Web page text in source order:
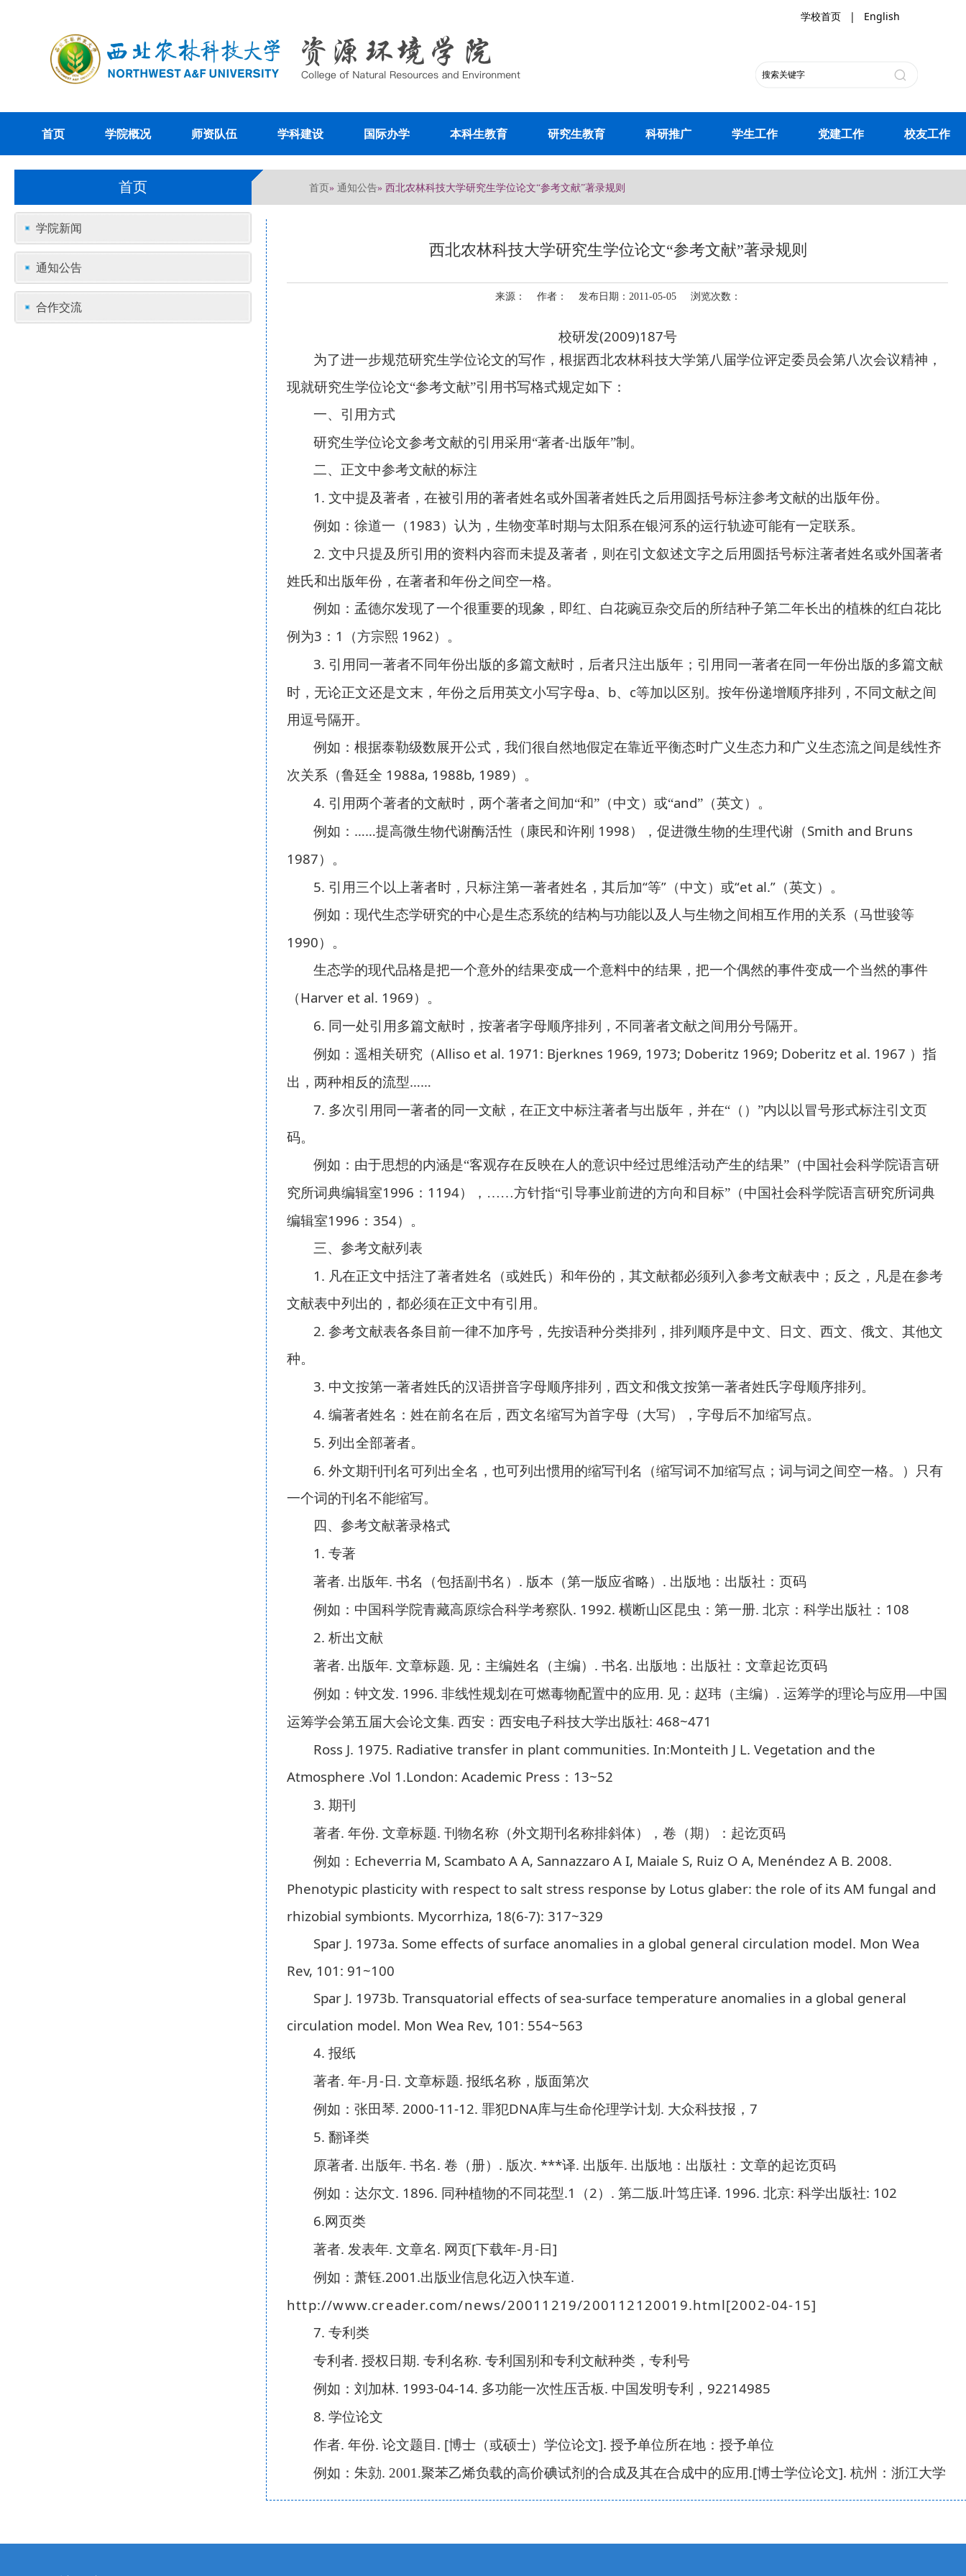
学校首页 | English
首页 学院概况 师资队伍 学科建设 国际办学 本科生教育 研究生教育 科研推广 学生工作 党建工作 校友工作
首页 首页» 通知公告» 西北农林科技大学研究生学位论文“参考文献”著录规则
学院新闻
通知公告
合作交流
西北农林科技大学研究生学位论文“参考文献”著录规则
来源： 作者： 发布日期：2011-05-05 浏览次数：
校研发(2009)187号
为了进一步规范研究生学位论文的写作，根据西北农林科技大学第八届学位评定委员会第八次会议精神，
现就研究生学位论文“参考文献”引用书写格式规定如下：
一、引用方式
研究生学位论文参考文献的引用采用“著者-出版年”制 。
二、正文中参考文献的标注
1.文中提及著者，在被引用的著者姓名或外国著者姓氏之后用圆括号标注参考文献的出版年份。
例如：徐道一（ 1983）认为，生物变革时期与太阳系在银河系的运行轨迹可能有一定联系。
2.文中只提及所引用的资料内容而未提及著者，则在引文叙述文字之后用圆括号标注著者姓名或外国著者
姓氏和出版年份，在著者和年份之间空一格。
例如： 孟德尔发现了一个很重要的现象，即红、白花豌豆杂交后的所结种子第二年长出的植株的红白花比
例为3 ： 1 （方宗熙 1962）。
3. 引用同一著者不同年份出版的多篇文献时，后者只注出版年；引用同一著者在同一年份出版的多篇文献
时，无论正文还是文末，年份之后用英文小写字母a、 b、 c等加以区别。按年份递增顺序排列，不同文献之间
用逗号隔开。
例如：根据泰勒级数展开公式，我们很自然地假定在靠近平衡态时广义生态力和广义生态流之间是线性齐
次关系（鲁廷全 1988a, 1988b, 1989）。
4. 引用两个著者的文献时，两个著者之间加“和”（中文）或“and”（英文）。
例如： ……提高微生物代谢酶活性（康民和许刚 1998），促进微生物的生理代谢（Smith and Bruns
1987）。
5. 引用三个以上著者时，只标注第一著者姓名，其后加“等” （中文）或“et al.” （英文）。
例如：现代生态学研究的中心是生态系统的结构与功能以及人与生物之间相互作用的关系（马世骏等
1990）。
生态学的现代品格是把一个意外的结果变成一个意料中的结果，把一个偶然的事件变成一个当然的事件
（Harver et al. 1969）。
6. 同一处引用多篇文献时，按著者字母顺序排列，不同著者文献之间用分号隔开。
例如：遥相关研究（Alliso et al. 1971: Bjerknes 1969, 1973; Doberitz 1969; Doberitz et al. 1967 ）指
出，两种相反的流型……
7. 多次引用同一著者的同一文献，在正文中标注著者与出版年，并在“（）”内以以冒号形式标注引文页
码。
例如： 由于思想的内涵是“客观存在反映在人的意识中经过思维活动产生的结果”（中国社会科学院语言研
究所词典编辑室1996 ： 1194），……方针指“引导事业前进的方向和目标”（中国社会科学院语言研究所词典
编辑室1996 ： 354）。
三、参考文献列表
1. 凡在正文中括注了著者姓名（或姓氏）和年份的，其文献都必须列入参考文献表中；反之，凡是在参考
文献表中列出的，都必须在正文中有引用。
2.参考文献表各条目前一律不加序号，先按语种分类排列，排列顺序是中文、日文、西文、俄文、其他文
种。
3. 中文按第一著者姓氏的汉语拼音字母顺序排列，西文和俄文按第一著者姓氏字母顺序排列。
4.编著者姓名：姓在前名在后，西文名缩写为首字母（大写），字母后不加缩写点。
5.列出全部著者。
6.外文期刊刊名可列出全名，也可列出惯用的缩写刊名（缩写词不加缩写点；词与词之间空一格。）只有
一个词的刊名不能缩写。
四、参考文献著录格式
1.专著
著者. 出版年.书名（包括副书名） . 版本（第一版应省略） . 出版地：出版社：页码
例如： 中国科学院青藏高原综合科学考察队. 1992.横断山区昆虫：第一册.北京：科学出版社： 108
2.析出文献
著者. 出版年.文章标题. 见：主编姓名（主编） .书名. 出版地：出版社：文章起讫页码
例如：钟文发. 1996.非线性规划在可燃毒物配置中的应用. 见：赵玮（主编） .运筹学的理论与应用—中国
运筹学会第五届大会论文集. 西安：西安电子科技大学出版社: 468~471
Ross J. 1975. Radiative transfer in plant communities. In:Monteith J L. Vegetation and the
Atmosphere .Vol 1.London: Academic Press ： 13~52
3.期刊
著者.年份.文章标题.刊物名称（外文期刊名称排斜体），卷（期）：起讫页码
例如： Echeverria M, Scambato A A, Sannazzaro A I, Maiale S, Ruiz O A, Menéndez A B. 2008.
Phenotypic plasticity with respect to salt stress response by Lotus glaber: the role of its AM fungal and
rhizobial symbionts. Mycorrhiza, 18(6-7): 317~329
Spar J. 1973a. Some effects of surface anomalies in a global general circulation model. Mon Wea
Rev, 101: 91~100
Spar J. 1973b. Transquatorial effects of sea-surface temperature anomalies in a global general
circulation model. Mon Wea Rev, 101: 554~563
4.报纸
著者.年-月-日 .文章标题.报纸名称，版面第次
例如：张田琴. 2000-11-12.罪犯DNA库与生命伦理学计划 . 大众科技报，7
5.翻译类
原著者. 出版年.书名.卷（册） . 版次. ***译. 出版年. 出版地：出版社：文章的起讫页码
例如：达尔文. 1896. 同种植物的不同花型.1 （2） .第二版.叶笃庄译. 1996.北京:科学出版社: 102
6.网页类
著者.发表年.文章名. 网页[下载年-月-日]
例如：萧钰.2001.出版业信息化迈入快车道.
http://www.creader.com/news/20011219/200112120019.html[2002-04-15]
7.专利类
专利者.授权日期.专利名称.专利国别和专利文献种类，专利号
例如：刘加林. 1993-04-14. 多功能一次性压舌板. 中国发明专利， 92214985
8.学位论文
作者.年份.论文题目 . [博士（或硕士）学位论文].授予单位所在地：授予单位
例如： 朱勍.2001.聚苯乙烯负载的高价碘试剂的合成及其在合成中的应用.[博士学位论文].杭州：浙江大学